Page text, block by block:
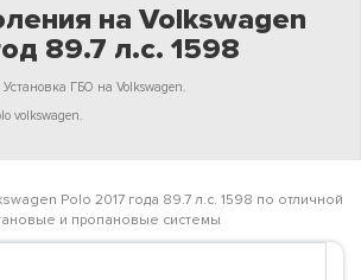
на Volkswagen
89.7 л.с. 1598
Установка ГБО на Volkswagen.
volkswagen.
Polo 2017 года 89.7 л.с. 1598 по отличной
и пропановые системы